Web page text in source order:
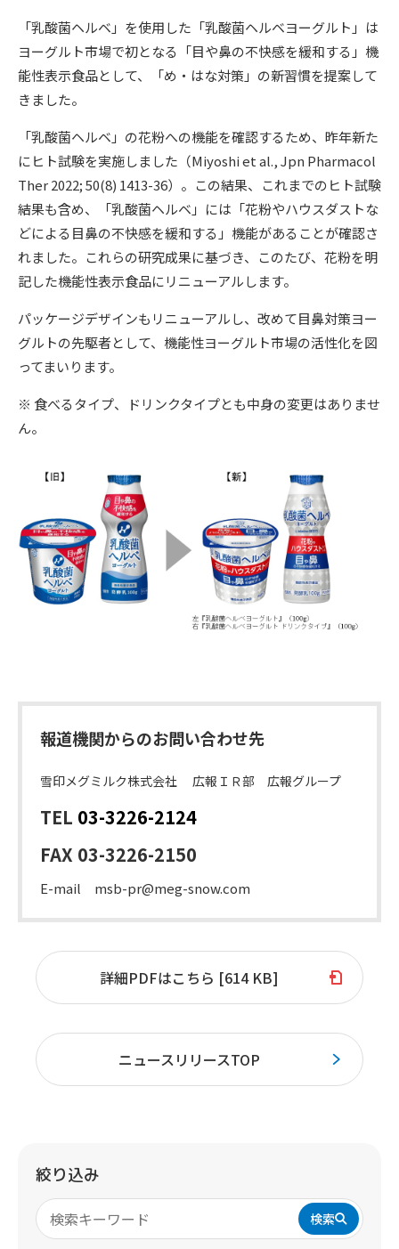
「乳酸菌ヘルベ」を使用した「乳酸菌ヘルベヨーグルト」は
ヨーグルト市場で初となる「目や鼻の不快感を緩和する」機
能性表示食品として、「め・はな対策」の新習慣を提案して
きました。
「乳酸菌ヘルベ」の花粉への機能を確認するため、昨年新た
にヒト試験を実施しました（Miyoshi et al., Jpn Pharmacol
Ther 2022; 50(8) 1413-36）。この結果、これまでのヒト試験
結果も含め、「乳酸菌ヘルベ」には「花粉やハウスダストな
どによる目鼻の不快感を緩和する」機能があることが確認さ
れました。これらの研究成果に基づき、このたび、花粉を明
記した機能性表示食品にリニューアルします。
パッケージデザインもリニューアルし、改めて目鼻対策ヨー
グルトの先駆者として、機能性ヨーグルト市場の活性化を図
ってまいります。
※ 食べるタイプ、ドリンクタイプとも中身の変更はありませ
ん。
報道機関からのお問い合わせ先
雪印メグミルク株式会社 広報ＩＲ部 広報グループ
TEL 03-3226-2124
FAX 03-3226-2150
E-mail msb-pr@meg-snow.com
詳細PDFはこちら [614 KB]
ニュースリリースTOP
絞り込み
検索